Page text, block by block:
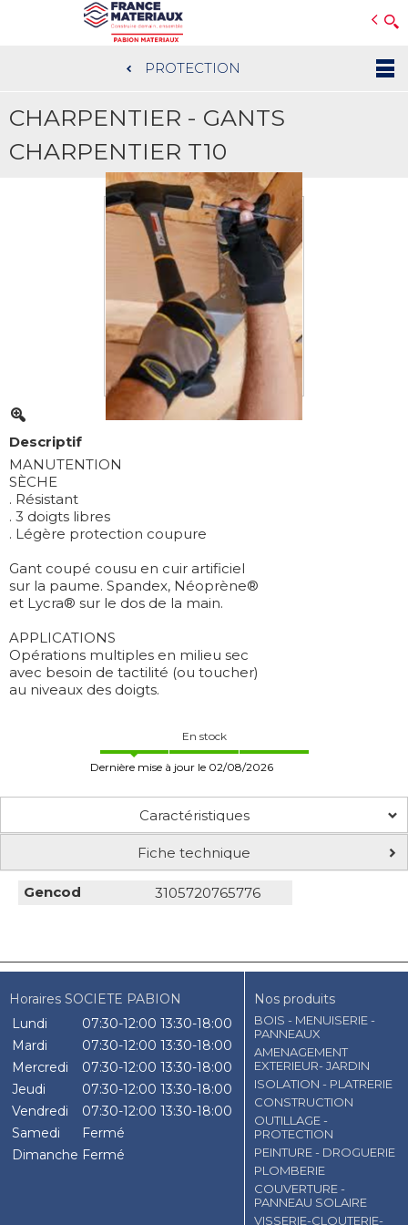
au
contenu
PROTECTION
CHARPENTIER - GANTS
CHARPENTIER T10
Descriptif
MANUTENTION
SÈCHE
. Résistant
. 3 doigts libres
. Légère protection coupure
Gant coupé cousu en cuir artificiel
sur la paume. Spandex, Néoprène®
et Lycra® sur le dos de la main.
APPLICATIONS
Opérations multiples en milieu sec
avec besoin de tactilité (ou toucher)
au niveaux des doigts.
En stock
Dernière mise à jour le 02/08/2026
Caractéristiques
Fiche technique
Gencod 3105720765776
Horaires SOCIETE PABION
Lundi
07:30-12:00 13:30-18:00
Mardi
07:30-12:00 13:30-18:00
Mercredi
07:30-12:00 13:30-18:00
Jeudi
07:30-12:00 13:30-18:00
Vendredi
07:30-12:00 13:30-18:00
Samedi
Fermé
Dimanche Fermé
Nos produits
BOIS - MENUISERIE -
PANNEAUX
AMENAGEMENT
EXTERIEUR- JARDIN
ISOLATION - PLATRERIE
CONSTRUCTION
OUTILLAGE -
PROTECTION
PEINTURE - DROGUERIE
PLOMBERIE
COUVERTURE -
PANNEAU SOLAIRE
VISSERIE-CLOUTERIE-